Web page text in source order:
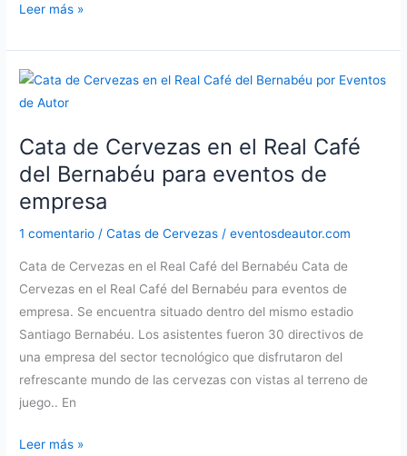
Cata
Cervezas
realizada
en
Leer más »
Cata de Cervezas en el Real Café
del Bernabéu para eventos de
empresa
1 comentario /Catas de Cervezas /eventosdeautor.com
Cata de Cervezas en el Real Café del Bernabéu Cata de
Cervezas en el Real Café del Bernabéu para eventos de
empresa. Se encuentra situado dentro del mismo estadio
Santiago Bernabéu. Los asistentes fueron 30 directivos de
una empresa del sector tecnológico que disfrutaron del
refrescante mundo de las cervezas con vistas al terreno de
juego.. En
Cata
Leer más »